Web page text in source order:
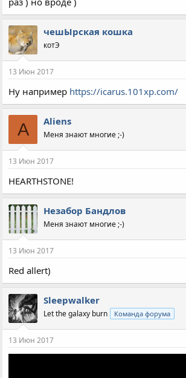
чешЫрская кошка
котЭ
13 Июн 2017
Ну например https://icarus.101xp.com/
A Aliens
Меня знают многие ;-)
13 Июн 2017
HEARTHSTONE!
Незабор Бандлов
Меня знают многие ;-)
13 Июн 2017
Red allert)
Sleepwalker
Let the galaxy burn Команда форума
13 Июн 2017